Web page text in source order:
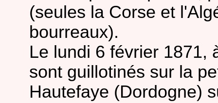
(seules la Corse et
bourreaux).
Le lundi 6 février 1871,
sont guillotinés sur la
Hautefaye (Dordogne)